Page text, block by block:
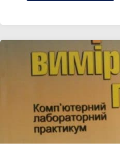
та
техніки"